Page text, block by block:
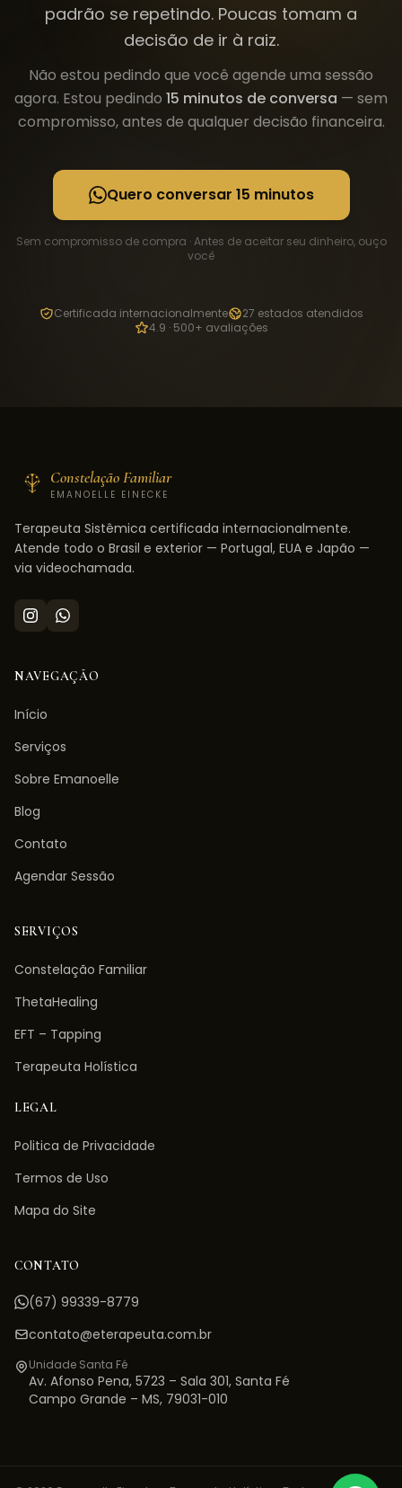
padrão se repetindo. Poucas tomam a
decisão de ir à raiz.
Não estou pedindo que você agende uma sessão
agora. Estou pedindo 15 minutos de conversa — sem
compromisso, antes de qualquer decisão financeira.
Quero conversar 15 minutos
Sem compromisso de compra · Antes de aceitar seu dinheiro, ouço
você
Certificada internacionalmente
27 estados atendidos
4.9 · 500+ avaliações
Constelação Familiar
EMANOELLE EINECKE
Terapeuta Sistêmica certificada internacionalmente.
Atende todo o Brasil e exterior — Portugal, EUA e Japão —
via videochamada.
NAVEGAÇÃO
Início
Serviços
Sobre Emanoelle
Blog
Contato
Agendar Sessão
SERVIÇOS
Constelação Familiar
ThetaHealing
EFT – Tapping
Terapeuta Holística
LEGAL
Politica de Privacidade
Termos de Uso
Mapa do Site
CONTATO
(67) 99339-8779
contato@eterapeuta.com.br
Unidade Santa Fé
Av. Afonso Pena, 5723 – Sala 301, Santa Fé
Campo Grande – MS, 79031-010